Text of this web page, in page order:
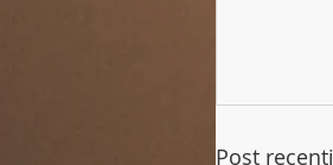
Post recenti